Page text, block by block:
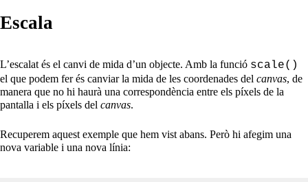
Escala
L’escalat és el canvi de mida d’un objecte. Amb la funció scale()
el que podem fer és canviar la mida de les coordenades del canvas, de
manera que no hi haurà una correspondència entre els píxels de la
pantalla i els píxels del canvas.
Recuperem aquest exemple que hem vist abans. Però hi afegim una
nova variable i una nova línia: